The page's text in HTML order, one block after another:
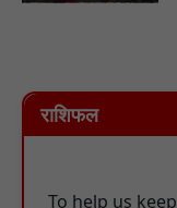
राशिफल